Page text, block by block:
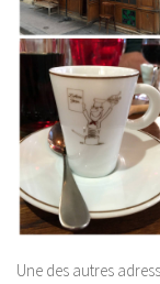
Une des autres